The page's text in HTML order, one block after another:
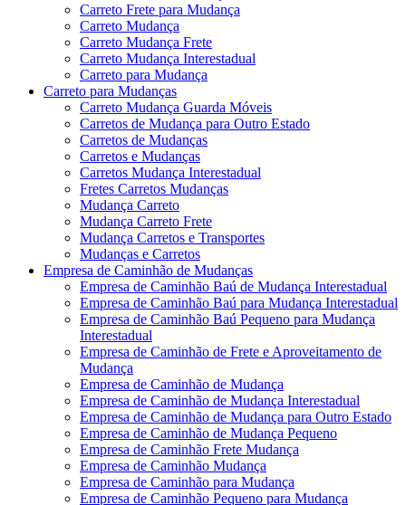
Carreto Frete para Mudança
Carreto Mudança
Carreto Mudança Frete
Carreto Mudança Interestadual
Carreto para Mudança
Carreto para Mudanças
Carreto Mudança Guarda Móveis
Carretos de Mudança para Outro Estado
Carretos de Mudanças
Carretos e Mudanças
Carretos Mudança Interestadual
Fretes Carretos Mudanças
Mudança Carreto
Mudança Carreto Frete
Mudança Carretos e Transportes
Mudanças e Carretos
Empresa de Caminhão de Mudanças
Empresa de Caminhão Baú de Mudança Interestadual
Empresa de Caminhão Baú para Mudança Interestadual
Empresa de Caminhão Baú Pequeno para Mudança
Interestadual
Empresa de Caminhão de Frete e Aproveitamento de
Mudança
Empresa de Caminhão de Mudança
Empresa de Caminhão de Mudança Interestadual
Empresa de Caminhão de Mudança para Outro Estado
Empresa de Caminhão de Mudança Pequeno
Empresa de Caminhão Frete Mudança
Empresa de Caminhão Mudança
Empresa de Caminhão para Mudança
Empresa de Caminhão Pequeno para Mudança